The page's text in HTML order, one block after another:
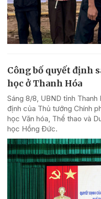
Công bố quyết định
học ở Thanh Hóa
Sáng 8/8, UBND tỉnh
định của Thủ tướng Chính
học Văn hóa, Thể thao và
học Hồng Đức.